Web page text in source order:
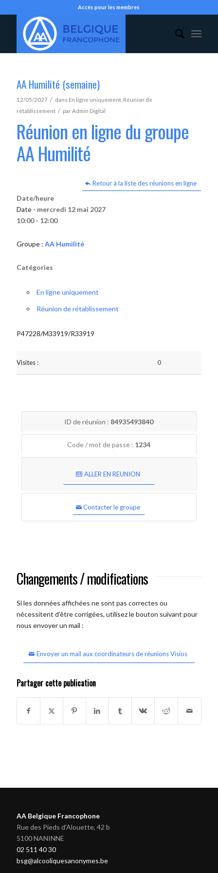
Accès pour les membres
AA Humilité (semaine)
12/05/2027 / dans En ligne uniquement, Réunion de
rétablissement / parAdmin Digital
Réunion en ligne du groupe
AA Humilité
Retour à la liste des réunions en ligne
Date/heure
Date - mercredi 12 mai 2027
10:00 - 12:00
Groupe : AA Humilité
Catégories
En ligne uniquement
Réunion de rétablissement
P47228/M33919/R33919
Visites : 0
ID de réunion : 84935493840
Code / mot de passe : 1234
ALLER EN REUNION
Contacter le groupe
Changements / modifications
Si les données affichées ne sont pas correctes ou
nécessitent d'être corrigées, utilisez le bouton suivant pour
nous envoyer un mail :
Envoyer un mail aux coordinateurs de réunions Visios
Partager cette publication
AA Belgique Francophone
Rue des Pieds d'Alouette, 42 b
5100 NANINNE
02 511 40 30
bsg@alcooliquesanonymes.be